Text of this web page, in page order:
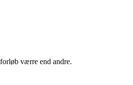
værre end andre.